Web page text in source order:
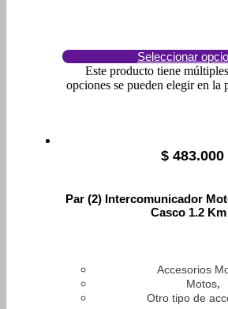
Seleccionar
Este producto tiene
opciones se pueden elegir en la
$ 483.000
Par (2) Intercomunicador
Casco 1.2 Km
Accesorios
Motos,
Otro tipo de